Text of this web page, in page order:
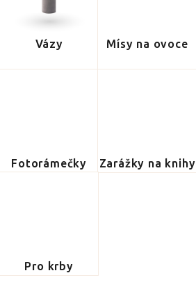
Vázy Mísy na ovoce
Fotorámečky Zarážky na knihy
Pro krby